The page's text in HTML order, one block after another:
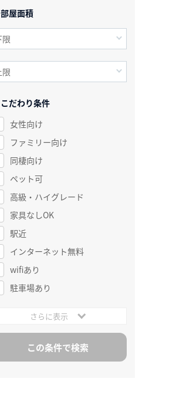
部屋面積
こだわり条件
女性向け
ファミリー向け
同棲向け
ペット可
高級・ハイグレード
家具なしOK
駅近
インターネット無料
wifiあり
駐車場あり
さらに表示